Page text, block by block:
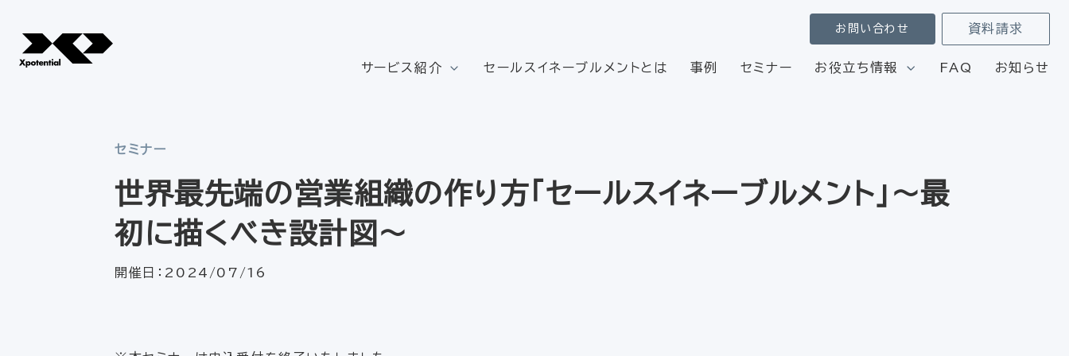
サービス紹介 セールスイネーブルメントとは 事例 セミナー お役立ち情報 FAQ お知らせ
お問い合わせ 資料請求
セミナー
世界最先端の営業組織の作り方「セールスイネーブルメント」～最
初に描くべき設計図～
開催日： 2024/07/16